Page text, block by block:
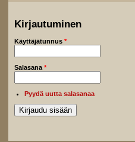
Kirjautuminen
Käyttäjätunnus *
Salasana *
Pyydä uutta salasanaa